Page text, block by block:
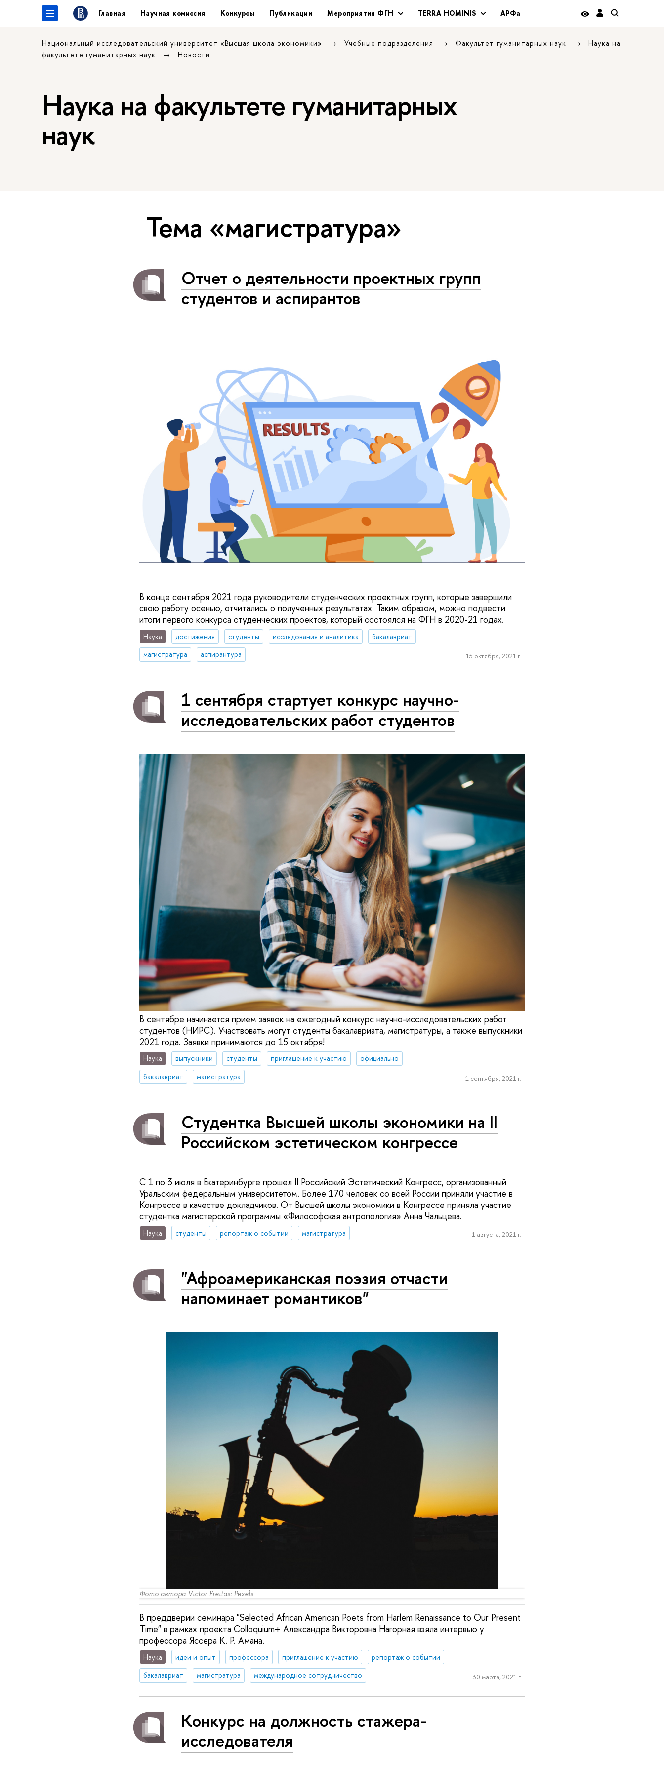
Главная Научная комиссия Конкурсы Публикации Мероприятия ФГН TERRA HOMINIS АРФа
Национальный исследовательский университет «Высшая школа экономики» Учебные подразделения Факультет гуманитарных наук
Наука на
факультете гуманитарных наук
Новости
Наука на факультете гуманитарных
наук
Тема «магистратура»
Отчет о деятельности проектных групп
студентов и аспирантов
В конце сентября 2021 года руководители студенческих проектных групп, которые завершили
свою работу осенью, отчитались о полученных результатах. Таким образом, можно подвести
итоги первого конкурса студенческих проектов, который состоялся на ФГН в 2020-21 годах.
Наука достижения студенты исследования и аналитика
бакалавриат
магистратура
аспирантура 15 октября, 2021 г.
1 сентября стартует конкурс научно-
исследовательских работ студентов
В сентябре начинается прием заявок на ежегодный конкурс научно-исследовательских работ
студентов (НИРС). Участвовать могут студенты бакалавриата, магистратуры, а также выпускники
2021 года. Заявки принимаются до 15 октября!
Наука выпускники студенты приглашение к участию
официально
бакалавриат
магистратура 1 сентября, 2021 г.
Студентка Высшей школы экономики на II
Российском эстетическом конгрессе
С 1 по 3 июля в Екатеринбурге прошел II Российский Эстетический Конгресс, организованный
Уральским федеральным университетом. Более 170 человек со всей России приняли участие в
Конгрессе в качестве докладчиков. От Высшей школы экономики в Конгрессе приняла участие
студентка магистерской программы «Философская антропология» Анна Чальцева.
Наука студенты репортаж о событии магистратура 1 августа, 2021 г.
"Афроамериканская поэзия отчасти
напоминает романтиков"
Фото автора Victor Freitas: Pexels
В преддверии семинара "Selected African American Poets from Harlem Renaissance to Our Present
Time" в рамках проекта Colloquium+ Александра Викторовна Нагорная взяла интервью у
профессора Яссера К. Р. Амана.
Наука идеи и опыт профессора приглашение к участию
репортаж о событии
бакалавриат
магистратура международное сотрудничество 30 марта, 2021 г.
Конкурс на должность стажера-
исследователя